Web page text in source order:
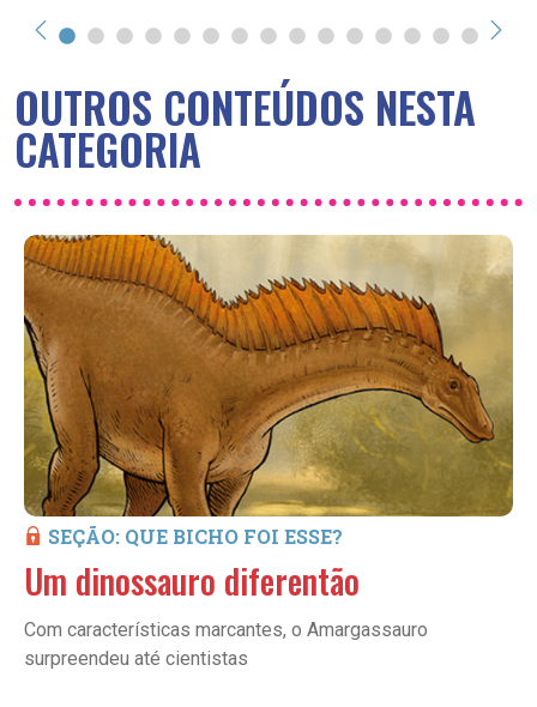
OUTROS CONTEÚDOS NESTA
CATEGORIA
SEÇÃO: QUE BICHO FOI ESSE?
Um dinossauro diferentão
Com características marcantes, o Amargassauro
surpreendeu até cientistas